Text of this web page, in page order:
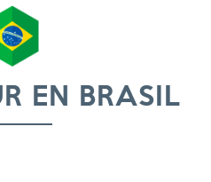
EN BRASIL